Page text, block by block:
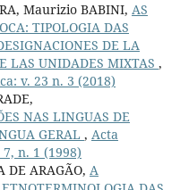
Maurizio BABINI, AS
TIPOLOGIA DAS
DE LA
LAS UNIDADES MIXTAS ,
v. 23 n. 3 (2018)
NAS LINGUAS DE
GERAL , Acta
n. 1 (1998)
DE ARAGÃO, A